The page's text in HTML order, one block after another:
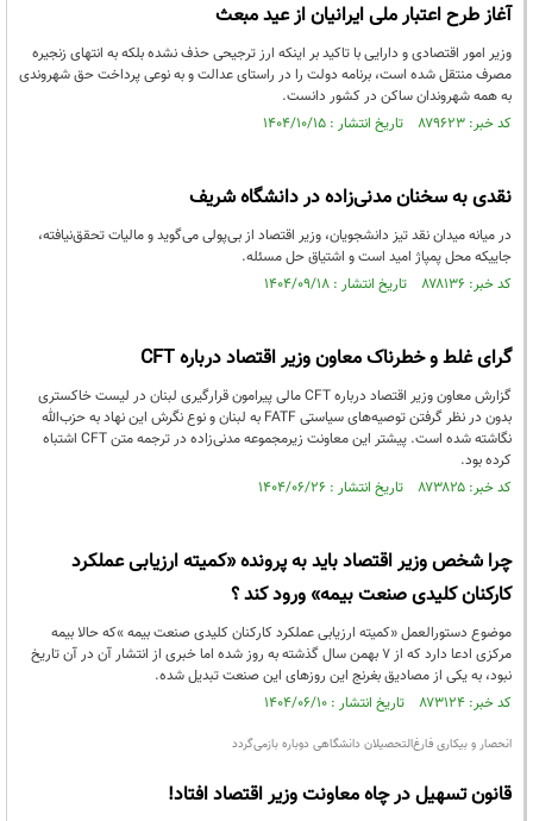
آغاز طرح اعتبار ملی ایرانیان از عید مبعث
وزیر امور اقتصادی و دارایی با تاکید بر اینکه ارز ترجیحی حذف نشده بلکه به انتهای زنجیره
مصرف منتقل شده است، برنامه دولت را در راستای عدالت و به نوعی پرداخت حق شهروندی
به همه شهروندان ساکن در کشور دانست.
کد خبر: ۸۷۹۶۲۳ تاریخ انتشار : ۱۴۰۴/۱۰/۱۵
نقدی به سخنان مدنی‌زاده در دانشگاه شریف
در میانه میدان نقد تیز دانشجویان، وزیر اقتصاد از بی‌پولی می‌گوید و مالیات تحقق‌نیافته،
جاییکه محل پمپاژ امید است و اشتیاق حل مسئله.
کد خبر: ۸۷۸۱۳۶ تاریخ انتشار : ۱۴۰۴/۰۹/۱۸
گرای غلط و خطرناک معاون وزیر اقتصاد درباره CFT
گزارش معاون وزیر اقتصاد درباره CFT مالی پیرامون قرارگیری لبنان در لیست خاکستری
بدون در نظر گرفتن توصیه‌های سیاستی FATF به لبنان و نوع نگرش این نهاد به حزب‌الله
نگاشته شده است. پیشتر این معاونت زیرمجموعه مدنی‌زاده در ترجمه متن CFT اشتباه
کرده بود.
کد خبر: ۸۷۳۸۲۵ تاریخ انتشار : ۱۴۰۴/۰۶/۲۶
چرا شخص وزیر اقتصاد باید به پرونده «کمیته ارزیابی عملکرد
کارکنان کلیدی صنعت بیمه» ورود کند ؟
موضوع دستورالعمل «کمیته ارزیابی عملکرد کارکنان کلیدی صنعت بیمه »که حالا بیمه
مرکزی ادعا دارد که از 7 بهمن سال گذشته به روز شده اما خبری از انتشار آن در آن تاریخ
نبود، به یکی از مصادیق بغرنج این روزهای این صنعت تبدیل شده.
کد خبر: ۸۷۳۱۲۴ تاریخ انتشار : ۱۴۰۴/۰۶/۱۰
انحصار و بیکاری فارغ‌التحصیلان دانشگاهی دوباره بازمی‌گردد
قانون تسهیل در چاه معاونت وزیر اقتصاد افتاد!